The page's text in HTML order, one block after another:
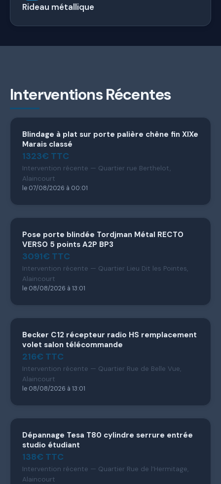
Rideau métallique
Interventions Récentes
Blindage à plat sur porte palière chêne fin XIXe
Marais classé
1323€ TTC
Intervention récente — Quartier rue Berthelot,
Alaincourt
le 07/08/2026 à 00:01
Pose porte blindée Tordjman Métal RECTO
VERSO 5 points A2P BP3
3091€ TTC
Intervention récente — Quartier Lieu Dit les Pointes,
Alaincourt
le 08/08/2026 à 13:01
Becker C12 récepteur radio HS remplacement
volet salon télécommande
216€ TTC
Intervention récente — Quartier Rue de Belle Vue,
Alaincourt
le 08/08/2026 à 13:01
Dépannage Tesa T80 cylindre serrure entrée
studio étudiant
138€ TTC
Intervention récente — Quartier Rue de l’Hermitage,
Alaincourt